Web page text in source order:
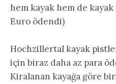
hem kayak hem de kayak
Euro ödendi)
Hochzillertal kayak
için biraz daha az para
Kiralanan kayağa göre